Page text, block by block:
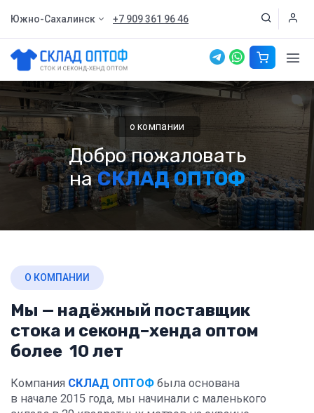
Южно-Сахалинск +7 909 361 96 46
о компании
Добро пожаловать
наСКЛАД ОПТОФ
О КОМПАНИИ
Мы — надёжный поставщик
стока и секонд⁠–⁠хенда оптом
более 10 лет
Компания СКЛАД ОПТОФ была основана
в начале 2015 года, мы начинали с маленького